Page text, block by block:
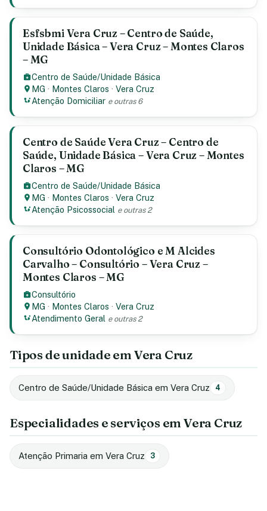
Esfsbmi Vera Cruz – Centro de Saúde,
Unidade Básica – Vera Cruz – Montes Claros
– MG
Centro de Saúde/Unidade Básica
MG · Montes Claros ·Vera Cruz
Atenção Domiciliar e outras 6
Centro de Saúde Vera Cruz – Centro de
Saúde, Unidade Básica – Vera Cruz – Montes
Claros – MG
Centro de Saúde/Unidade Básica
MG · Montes Claros ·Vera Cruz
Atenção Psicossocial e outras 2
Consultório Odontológico e M Alcides
Carvalho – Consultório – Vera Cruz –
Montes Claros – MG
Consultório
MG · Montes Claros ·Vera Cruz
Atendimento Geral e outras 2
Tipos de unidade em Vera Cruz
Centro de Saúde/Unidade Básica em Vera Cruz 4
Especialidades e serviços em Vera Cruz
Atenção Primaria em Vera Cruz 3